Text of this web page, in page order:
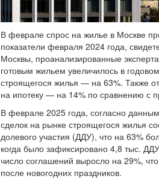
В феврале спрос на жилье в Москве
показатели февраля 2024 года,
Москвы, проанализированные
готовым жильем увеличилось в
строящегося жилья — на 63%. Также
на ипотеку — на 14% по сравнению с
В феврале 2025 года, согласно
сделок на рынке строящегося жилья
долевого участия (ДДУ), что на 63%
когда было зафиксировано 4,8 тыс.
число соглашений выросло на 29%,
после новогодних праздников.